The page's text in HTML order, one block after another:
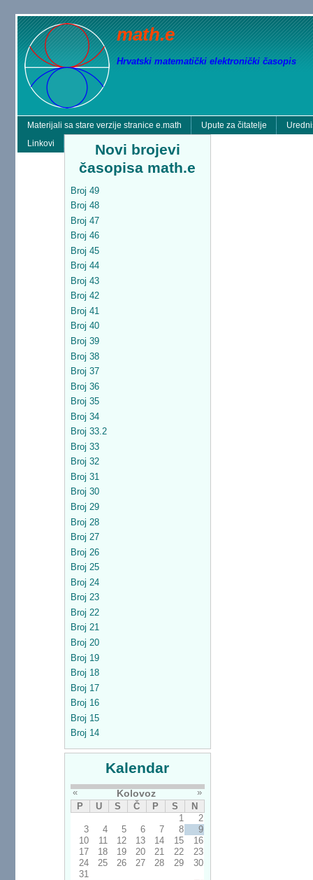
math.e
Hrvatski matematički elektronički časopis
Materijali sa stare verzije stranice e.math Upute za čitatelje
Linkovi
Novi brojevi
časopisa math.e
Broj 49
Broj 48
Broj 47
Broj 46
Broj 45
Broj 44
Broj 43
Broj 42
Broj 41
Broj 40
Broj 39
Broj 38
Broj 37
Broj 36
Broj 35
Broj 34
Broj 33.2
Broj 33
Broj 32
Broj 31
Broj 30
Broj 29
Broj 28
Broj 27
Broj 26
Broj 25
Broj 24
Broj 23
Broj 22
Broj 21
Broj 20
Broj 19
Broj 18
Broj 17
Broj 16
Broj 15
Broj 14
Kalendar
« Kolovoz
»
P
U S Č P S
N
1
2
3
4 5 6 7 8
9
10
11 12 13 14 15
16
17
18 19 20 21 22
23
24
25 26 27 28 29
30
31